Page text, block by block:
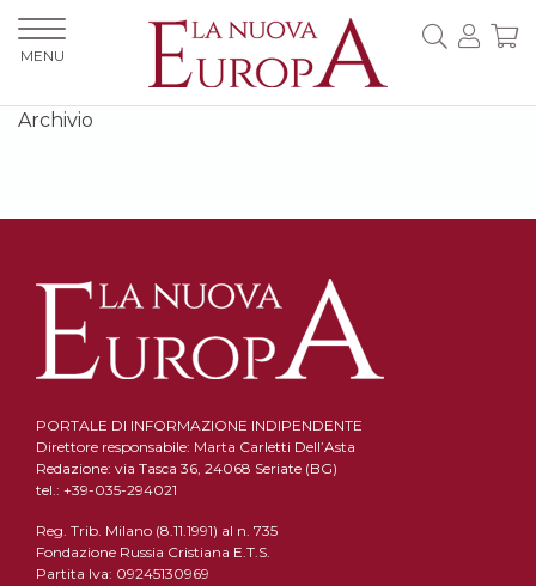
Archivio
PORTALE DI INFORMAZIONE INDIPENDENTE
Direttore responsabile: Marta Carletti Dell’Asta
Redazione: via Tasca 36, 24068 Seriate (BG)
tel.: +39-035-294021
Reg. Trib. Milano (8.11.1991) al n. 735
Fondazione Russia Cristiana E.T.S.
Partita Iva: 09245130969
MENU